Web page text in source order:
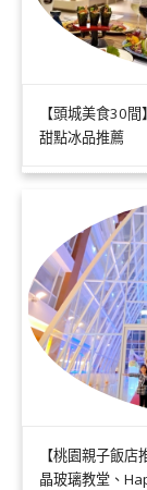
【頭城美食30
甜點冰品推薦
【桃園親子飯
晶玻璃教堂、